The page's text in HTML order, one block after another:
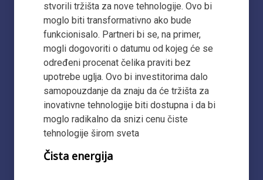
stvorili tržišta za nove tehnologije. Ovo bi
moglo biti transformativno ako bude
funkcionisalo. Partneri bi se, na primer,
mogli dogovoriti o datumu od kojeg će se
određeni procenat čelika praviti bez
upotrebe uglja. Ovo bi investitorima dalo
samopouzdanje da znaju da će tržišta za
inovativne tehnologije biti dostupna i da bi
moglo radikalno da snizi cenu čiste
tehnologije širom sveta
Čista energija